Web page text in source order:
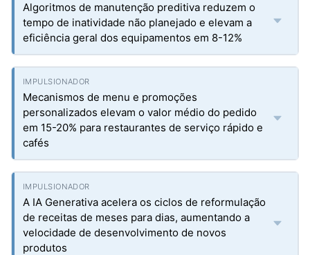
Algoritmos de manutenção preditiva reduzem o
tempo de inatividade não planejado e elevam a
eficiência geral dos equipamentos em 8-12%
Mecanismos de menu e promoções
personalizados elevam o valor médio do pedido
em 15-20% para restaurantes de serviço rápido e
cafés
A IA Generativa acelera os ciclos de reformulação
de receitas de meses para dias, aumentando a
velocidade de desenvolvimento de novos
produtos